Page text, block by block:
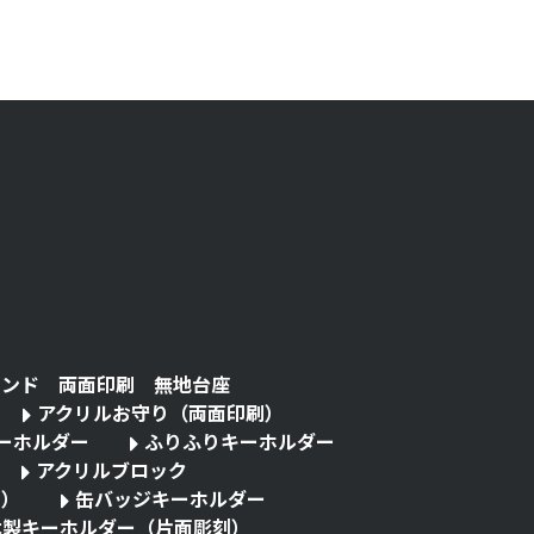
ンド 両面印刷 無地台座
アクリルお守り（両面印刷）
ホルダー
ふりふりキーホルダー
アクリルブロック
缶バッジキーホルダー
キーホルダー（片面彫刻）